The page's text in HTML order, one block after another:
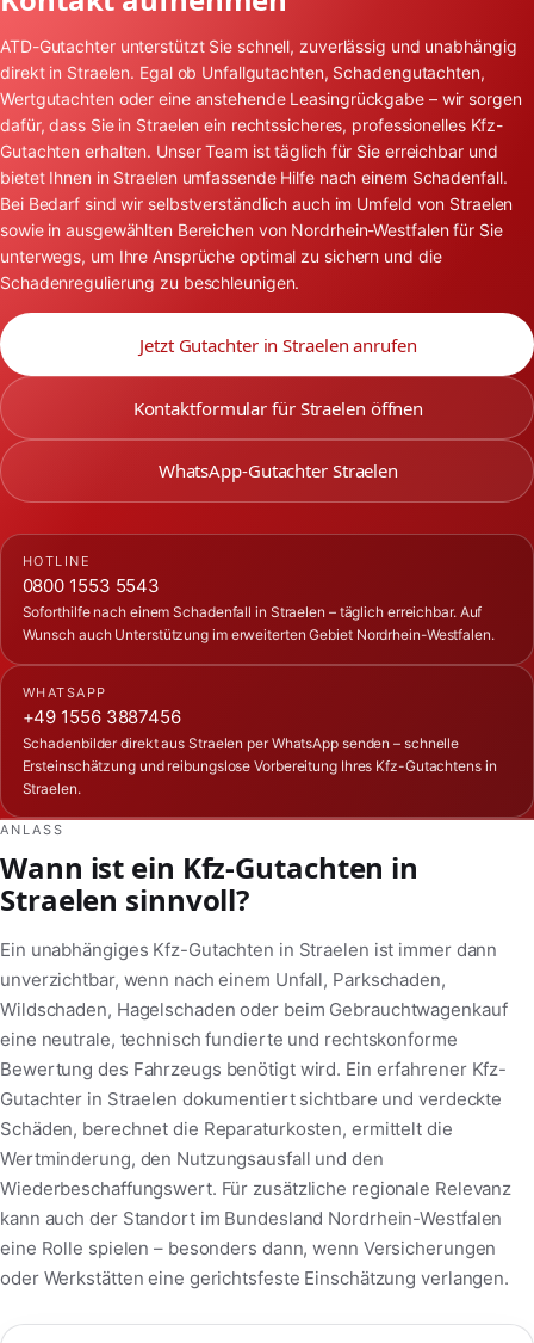
ATD-Gutachter unterstützt Sie schnell, zuverlässig und unabhängig
direkt in Straelen. Egal ob Unfallgutachten, Schadengutachten,
Wertgutachten oder eine anstehende Leasingrückgabe – wir sorgen
dafür, dass Sie in Straelen ein rechtssicheres, professionelles Kfz-
Gutachten erhalten. Unser Team ist täglich für Sie erreichbar und
bietet Ihnen in Straelen umfassende Hilfe nach einem Schadenfall.
Bei Bedarf sind wir selbstverständlich auch im Umfeld von Straelen
sowie in ausgewählten Bereichen von Nordrhein-Westfalen für Sie
unterwegs, um Ihre Ansprüche optimal zu sichern und die
Schadenregulierung zu beschleunigen.
Jetzt Gutachter in Straelen anrufen
Kontaktformular für Straelen öffnen
WhatsApp-Gutachter Straelen
HOTLINE
0800 1553 5543
Soforthilfe nach einem Schadenfall in Straelen – täglich erreichbar. Auf
Wunsch auch Unterstützung im erweiterten Gebiet Nordrhein-Westfalen.
WHATSAPP
+49 1556 3887456
Schadenbilder direkt aus Straelen per WhatsApp senden – schnelle
Ersteinschätzung und reibungslose Vorbereitung Ihres Kfz-Gutachtens in
Straelen.
ANLASS
Wann ist ein Kfz-Gutachten in
Straelen sinnvoll?
Ein unabhängiges Kfz-Gutachten in Straelen ist immer dann
unverzichtbar, wenn nach einem Unfall, Parkschaden,
Wildschaden, Hagelschaden oder beim Gebrauchtwagenkauf
eine neutrale, technisch fundierte und rechtskonforme
Bewertung des Fahrzeugs benötigt wird. Ein erfahrener Kfz-
Gutachter in Straelen dokumentiert sichtbare und verdeckte
Schäden, berechnet die Reparaturkosten, ermittelt die
Wertminderung, den Nutzungsausfall und den
Wiederbeschaffungswert. Für zusätzliche regionale Relevanz
kann auch der Standort im Bundesland Nordrhein-Westfalen
eine Rolle spielen – besonders dann, wenn Versicherungen
oder Werkstätten eine gerichtsfeste Einschätzung verlangen.